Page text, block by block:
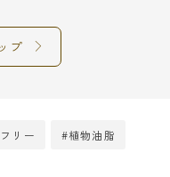
プ
リー #植物油脂